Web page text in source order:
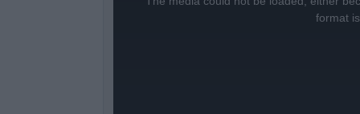
format